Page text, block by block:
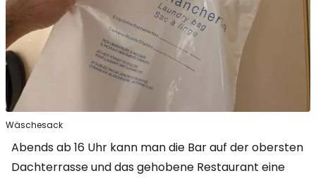
Wäschesack
Abends ab 16 Uhr kann man die Bar auf der obersten
Dachterrasse und das gehobene Restaurant eine